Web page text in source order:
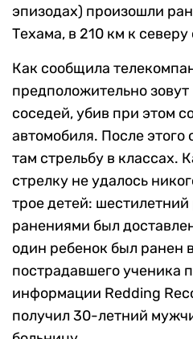
эпизодах) произошли
Техама, в 210 км к
Как сообщила
предположительно зовут
соседей, убив при этом
автомобиля. После
там стрельбу в классах.
стрелку не удалось
трое детей:
ранениями был
один ребенок был ранен
пострадавшего ученика
информации Redding
получил 30-летний